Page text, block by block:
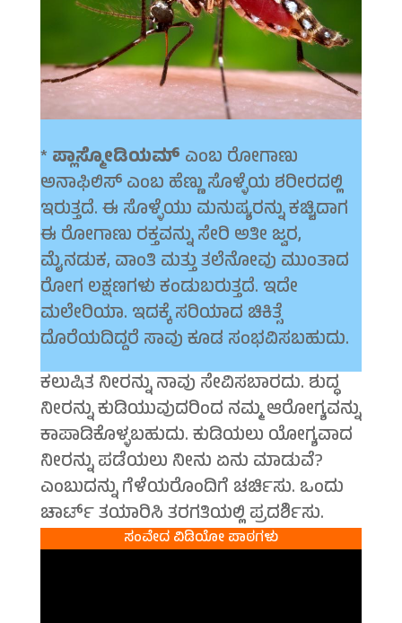
* ಪ್ಲಾಸ್ಮೋಡಿಯಮ್ ಎಂಬ ರೋಗಾಣು
ಅನಾಫಿಲಿಸ್ ಎಂಬ ಹೆಣ್ಣು ಸೊಳ್ಳೆಯ ಶರೀರದಲ್ಲಿ
ಇರುತ್ತದೆ. ಈ ಸೊಳ್ಳೆಯು ಮನುಷ್ಯರನ್ನು ಕಚ್ಚಿದಾಗ
ಈ ರೋಗಾಣು ರಕ್ತವನ್ನು ಸೇರಿ ಅತೀ ಜ್ವರ,
ಮೈನಡುಕ, ವಾಂತಿ ಮತ್ತು ತಲೆನೋವು ಮುಂತಾದ
ರೋಗ ಲಕ್ಷಣಗಳು ಕಂಡುಬರುತ್ತದೆ. ಇದೇ
ಮಲೇರಿಯಾ. ಇದಕ್ಕೆ ಸರಿಯಾದ ಚಿಕಿತ್ಸೆ
ದೊರೆಯದಿದ್ದರೆ ಸಾವು ಕೂಡ ಸಂಭವಿಸಬಹುದು.
ಕಲುಷಿತ ನೀರನ್ನು ನಾವು ಸೇವಿಸಬಾರದು. ಶುದ್ಧ
ನೀರನ್ನು ಕುಡಿಯುವುದರಿಂದ ನಮ್ಮ ಆರೋಗ್ಯವನ್ನು
ಕಾಪಾಡಿಕೊಳ್ಳಬಹುದು. ಕುಡಿಯಲು ಯೋಗ್ಯವಾದ
ನೀರನ್ನು ಪಡೆಯಲು ನೀನು ಏನು ಮಾಡುವೆ?
ಎಂಬುದನ್ನು ಗೆಳೆಯರೊಂದಿಗೆ ಚರ್ಚಿಸು. ಒಂದು
ಚಾರ್ಟ್ ತಯಾರಿಸಿ ತರಗತಿಯಲ್ಲಿ ಪ್ರದರ್ಶಿಸು.
ಸಂವೇದ ವಿಡಿಯೋ ಪಾಠಗಳು